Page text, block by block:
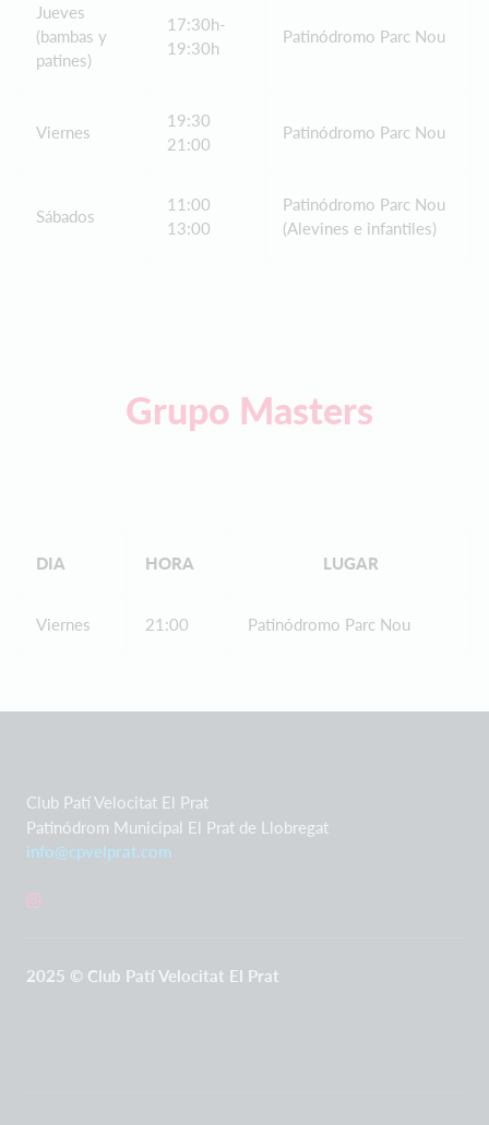
Jueves
(bambas y
patines)
17:30h-
19:30h
Patinódromo Parc Nou
Viernes
19:30
21:00
Patinódromo Parc Nou
Sábados
11:00
13:00
Patinódromo Parc Nou
(Alevines e infantiles)
Grupo Masters
DIA HORA LUGAR
Viernes 21:00 Patinódromo Parc Nou
Club Patí Velocitat El Prat
Patinódrom Municipal El Prat de Llobregat
info@cpvelprat.com
2025 © Club Patí Velocitat El Prat